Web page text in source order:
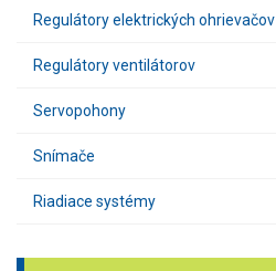
Regulátory elektrických ohrievačov
Regulátory ventilátorov
Servopohony
Snímače
Riadiace systémy